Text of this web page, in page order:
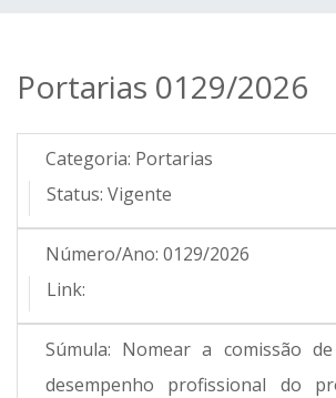
Portarias 0129/2026
Categoria: Portarias
Status: Vigente
Número/Ano: 0129/2026
Link:
Súmula: Nomear a comissão
desempenho profissional do